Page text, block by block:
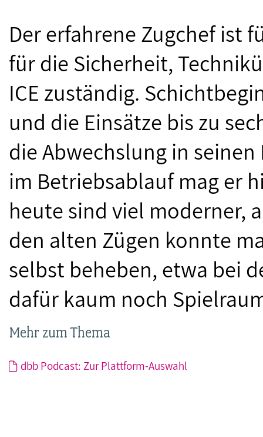
Der erfahrene Zugchef ist
für die Sicherheit,
ICE zuständig.
und die Einsätze bis zu
die Abwechslung in
im Betriebsablauf mag er
heute sind viel moderner,
den alten Zügen konnte
selbst beheben, etwa bei
dafür kaum noch
Mehr zum Thema
dbb Podcast: Zur Plattform-Auswahl